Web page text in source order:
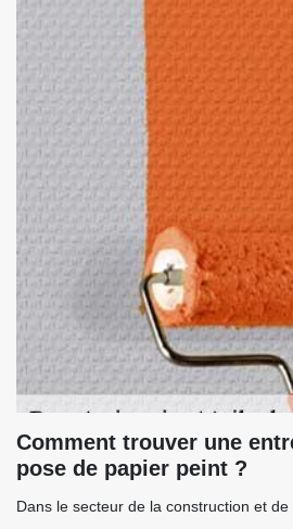
Comment trouver une
pose de papier peint ?
Dans le secteur de la construction et